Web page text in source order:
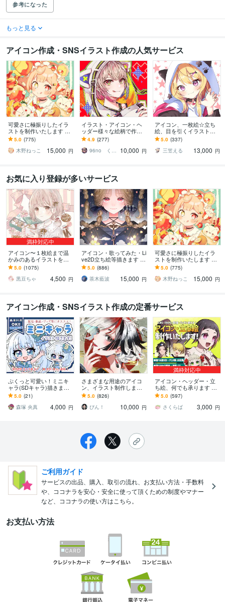
参考になった
もっと見る
アイコン作成・SNSイラスト作成の人気サービス
可愛さに極振りしたイラ
ストを制作いたします ★
商用利用＆二次利用込
み！ミニキャラは小物２
点まで無料！★
5.0 (775)
木野ねっこ
15,000 円
イラスト・アイコン・ヘ
ッダー様々な絵柄で作成
します 商用可！似顔絵・
ブログ・インスタ・動画
配信サムネ等用途様々！
4.9 (277)
96no くろの
10,000 円
アイコン、一枚絵☆立ち
絵、目を引くイラスト描
きます イリアム、サム
ネ、live2D、YouTube、歌
ってみたも
5.0 (337)
三笠える
13,000 円
お気に入り登録が多いサービス
満枠対応中
アイコン〜１枚絵まで温
かみのあるイラストを描
きます ★ココナラ自体が
初めての方も、お気軽に
ご相談ください♪★
5.0 (1075)
黒豆ちゃ
4,500 円
アイコン・歌ってみた・Li
ve2D立ち絵等描きます ち
びキャラや配信用イラス
ト等、幅広く制作してい
ます！
5.0 (886)
茶木藍波
15,000 円
可愛さに極振りしたイラ
ストを制作いたします ★
商用利用＆二次利用込
み！ミニキャラは小物２
点まで無料！★
5.0 (775)
木野ねっこ
15,000 円
アイコン作成・SNSイラスト作成の定番サービス
ぷくっと可愛い！ミニキ
ャラ(SDキャラ)描きます
商用利用OK！SNS・アイ
コン・スタンプ・配信ア
ニスタ対応！
5.0 (21)
森塚 央真
4,000 円
さまざまな用途のアイコ
ン、イラスト制作します
似顔絵や配信など、綺麗
な色彩のイラストをお届
けします
5.0 (826)
ぴん！
10,000 円
満枠対応中
アイコン・ヘッダー・立
ち絵、何でも承ります 通
常頭身・デフォルメ／ア
ニメ塗り・水彩塗りに対
応できます！
5.0 (597)
さくらば
3,000 円
ご利用ガイド
サービスの出品、購入、取引の流れ、お支払い方法・手数料
や、ココナラを安心・安全に使って頂くための制度やマナー
など、ココナラの使い方はこちら。
お支払い方法